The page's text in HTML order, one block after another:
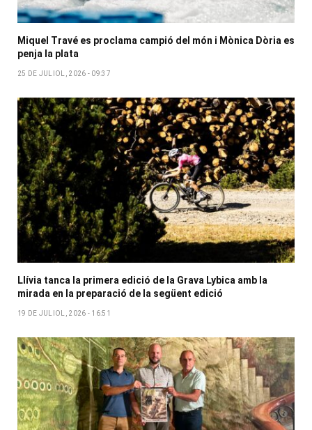
Miquel Travé es proclama campió del món i Mònica Dòria es
penja la plata
25 DE JULIOL, 2026 - 09:37
Llívia tanca la primera edició de la Grava Lybica amb la
mirada en la preparació de la següent edició
19 DE JULIOL, 2026 - 16:51